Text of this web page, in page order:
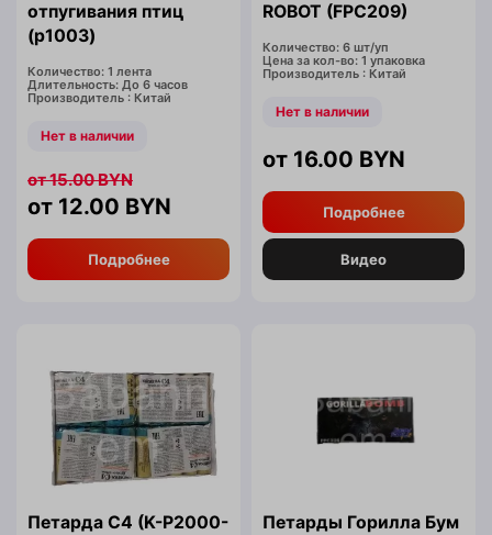
отпугивания птиц
(p1003)
Количество: 1 лента
Длительность: До 6 часов
Производитель : Китай
Нет в наличии
12.00 BYN
15.00BYN
Подробнее
ROBOT (FPC209)
Количество: 6 шт/уп
Цена за кол-во: 1 упаковка
Производитель : Китай
Нет в наличии
16.00 BYN
Подробнее
Видео
Петарда С4 (K-P2000-
Петарды Горилла Бум